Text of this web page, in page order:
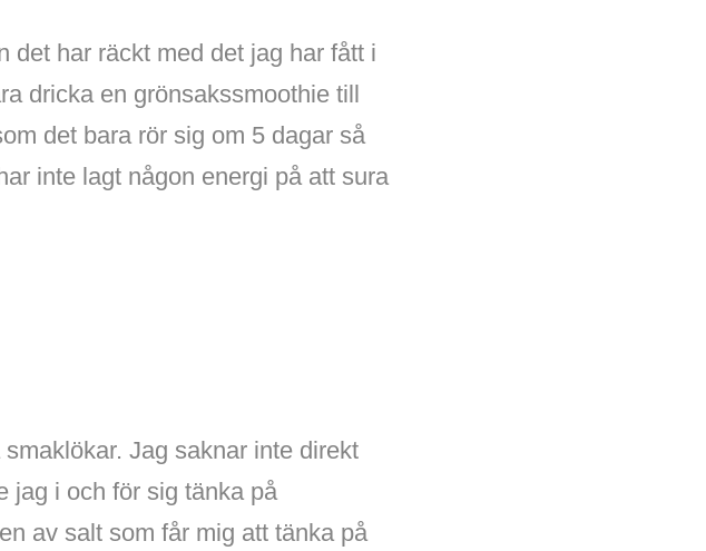
det har räckt med det jag har fått i
dricka en grönsakssmoothie till
det bara rör sig om 5 dagar så
inte lagt någon energi på att sura
Jag saknar inte direkt
jag i och för sig tänka på
av salt som får mig att tänka på